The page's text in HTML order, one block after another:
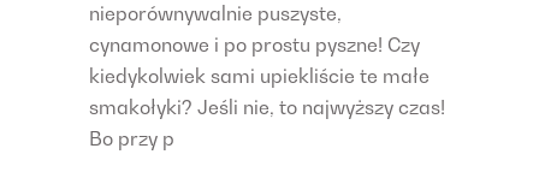
nieporównywalnie puszyste,
cynamonowe i po prostu pyszne! Czy
kiedykolwiek sami upiekliście te małe
smakołyki? Jeśli nie, to najwyższy czas!
Bo przy p